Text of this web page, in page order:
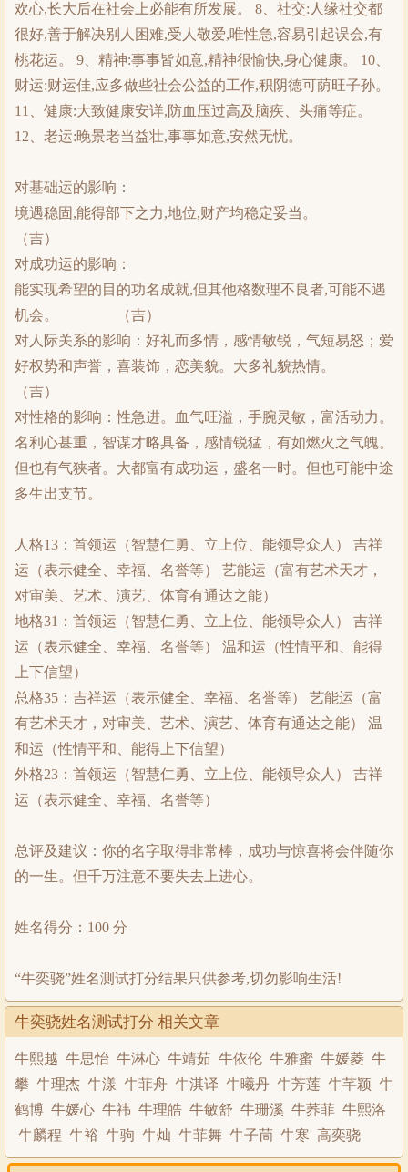
欢心,长大后在社会上必能有所发展。 8、社交:人缘社交都
很好,善于解决别人困难,受人敬爱,唯性急,容易引起误会,有
桃花运。 9、精神:事事皆如意,精神很愉快,身心健康。 10、
财运:财运佳,应多做些社会公益的工作,积阴德可荫旺子孙。
11、健康:大致健康安详,防血压过高及脑疾、头痛等症。
12、老运:晚景老当益壮,事事如意,安然无忧。
对基础运的影响：
境遇稳固,能得部下之力,地位,财产均稳定妥当。
（吉）
对成功运的影响：
能实现希望的目的功名成就,但其他格数理不良者,可能不遇
机会。 （吉）
对人际关系的影响：好礼而多情，感情敏锐，气短易怒；爱
好权势和声誉，喜装饰，恋美貌。大多礼貌热情。
（吉）
对性格的影响：性急进。血气旺溢，手腕灵敏，富活动力。
名利心甚重，智谋才略具备，感情锐猛，有如燃火之气魄。
但也有气狭者。大都富有成功运，盛名一时。但也可能中途
多生出支节。
人格13：首领运（智慧仁勇、立上位、能领导众人） 吉祥
运（表示健全、幸福、名誉等） 艺能运（富有艺术天才，
对审美、艺术、演艺、体育有通达之能）
地格31：首领运（智慧仁勇、立上位、能领导众人） 吉祥
运（表示健全、幸福、名誉等） 温和运（性情平和、能得
上下信望）
总格35：吉祥运（表示健全、幸福、名誉等） 艺能运（富
有艺术天才，对审美、艺术、演艺、体育有通达之能） 温
和运（性情平和、能得上下信望）
外格23：首领运（智慧仁勇、立上位、能领导众人） 吉祥
运（表示健全、幸福、名誉等）
总评及建议：你的名字取得非常棒，成功与惊喜将会伴随你
的一生。但千万注意不要失去上进心。
姓名得分：100 分
“牛奕骁”姓名测试打分结果只供参考,切勿影响生活!
牛奕骁姓名测试打分 相关文章
牛熙越 牛思怡 牛淋心 牛靖茹 牛依伦 牛雅蜜 牛媛菱 牛
攀 牛理杰 牛漾 牛菲舟 牛淇译 牛曦丹 牛芳莲 牛芊颖 牛
鹤博 牛媛心 牛祎 牛理皓 牛敏舒 牛珊溪 牛荞菲 牛熙洛
牛麟程 牛裕 牛驹 牛灿 牛菲舞 牛子茼 牛寒 高奕骁